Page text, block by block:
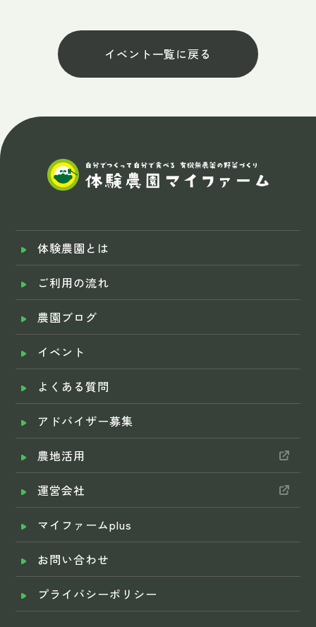
イベント一覧に戻る
体験農園とは
ご利用の流れ
農園ブログ
イベント
よくある質問
アドバイザー募集
農地活用
運営会社
マイファームplus
お問い合わせ
プライバシーポリシー